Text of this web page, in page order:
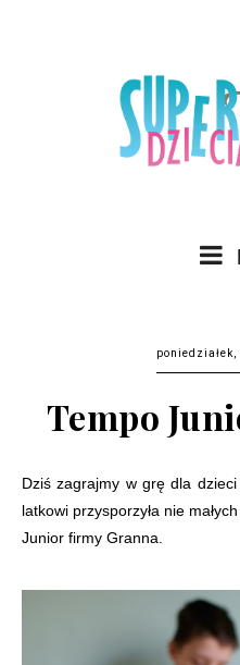
Tempo
Dziś zagrajmy w grę dla
latkowi przysporzyła nie
Junior firmy Granna.